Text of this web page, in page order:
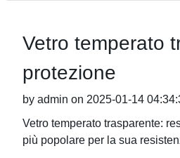
Vetro temperato
protezione
by admin on 2025-01-14
Vetro temperato trasparente:
più popolare per la sua